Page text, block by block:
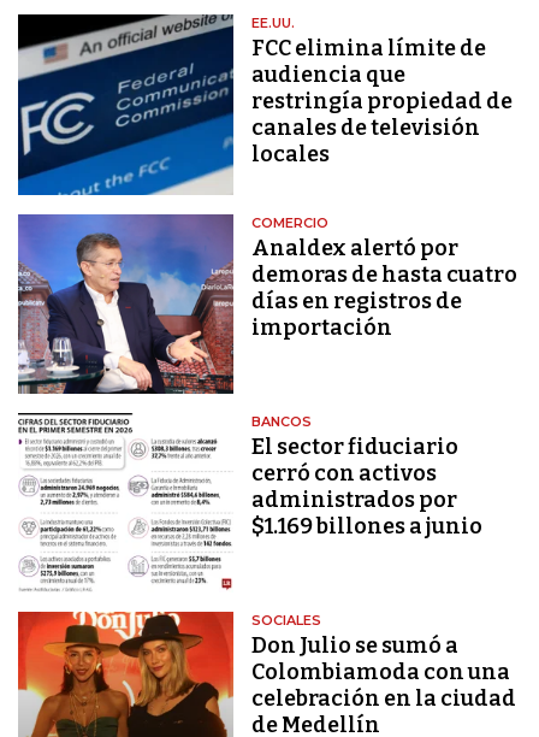
EE.UU.
FCC elimina límite de
audiencia que
restringía propiedad de
canales de televisión
locales
COMERCIO
Analdex alertó por
demoras de hasta cuatro
días en registros de
importación
BANCOS
El sector fiduciario
cerró con activos
administrados por
$1.169 billones a junio
SOCIALES
Don Julio se sumó a
Colombiamoda con una
celebración en la ciudad
de Medellín